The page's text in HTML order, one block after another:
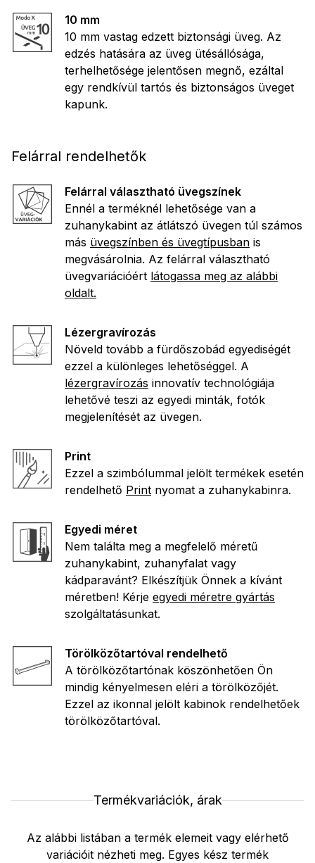
10 mm
10 mm vastag edzett biztonsági üveg. Az
edzés hatására az üveg ütésállósága,
terhelhetősége jelentősen megnő, ezáltal
egy rendkívül tartós és biztonságos üveget
kapunk.
Felárral rendelhetők
Felárral választható üvegszínek
Ennél a terméknél lehetősége van a
zuhanykabint az átlátszó üvegen túl számos
más üvegszínben és üvegtípusban is
megvásárolnia. Az felárral választható
üvegvariációért látogassa meg az alábbi
oldalt.
Lézergravírozás
Növeld tovább a fürdőszobád egyediségét
ezzel a különleges lehetőséggel. A
lézergravírozás innovatív technológiája
lehetővé teszi az egyedi minták, fotók
megjelenítését az üvegen.
Print
Ezzel a szimbólummal jelölt termékek esetén
rendelhető Print nyomat a zuhanykabinra.
Egyedi méret
Nem találta meg a megfelelő méretű
zuhanykabint, zuhanyfalat vagy
kádparavánt? Elkészítjük Önnek a kívánt
méretben! Kérje egyedi méretre gyártás
szolgáltatásunkat.
Törölközőtartóval rendelhető
A törölközőtartónak köszönhetően Ön
mindig kényelmesen eléri a törölközőjét.
Ezzel az ikonnal jelölt kabinok rendelhetőek
törölközőtartóval.
Termékvariációk, árak
Az alábbi listában a termék elemeit vagy elérhető
variációit nézheti meg. Egyes kész termék